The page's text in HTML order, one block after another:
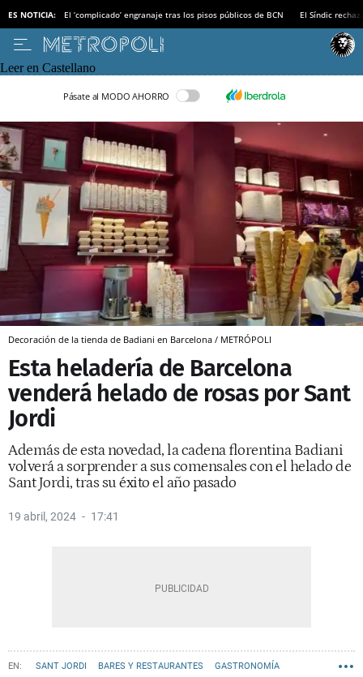
ES NOTICIA: El ‘complicado’ engranaje tras los pisos públicos de BCN El Síndic
Leer en Castellano
Pásate al MODO AHORRO
Decoración de la tienda de Badiani en Barcelona / METRÓPOLI
Esta heladería de Barcelona
venderá helado de rosas por Sant
Jordi
Además de esta novedad, la cadena florentina Badiani
volverá a sorprender a sus comensales con el helado de
Sant Jordi, tras su éxito el año pasado
19 abril, 2024 17:41
SANT JORDI BARES Y RESTAURANTES GASTRONOMÍA